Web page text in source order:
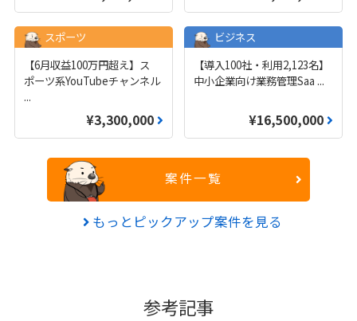
スポーツ
【6月収益100万円超え】ス
ポーツ系YouTubeチャンネル
...
¥3,300,000
ビジネス
【導入100社・利用2,123名】
中小企業向け業務管理Saa ...
¥16,500,000
案件一覧
もっとピックアップ案件を見る
参考記事